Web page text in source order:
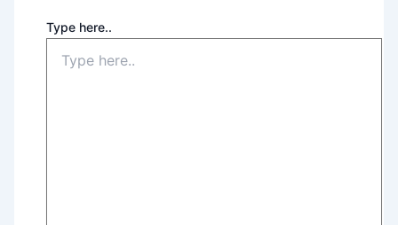
Type here..